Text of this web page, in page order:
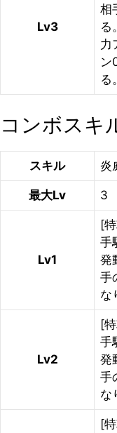
Lv3
相
る
力
ン
る。
コンボスキ
スキル 炎
最大Lv 3
Lv1
[
手
発
手
な
Lv2
[
手
発
手
な
[